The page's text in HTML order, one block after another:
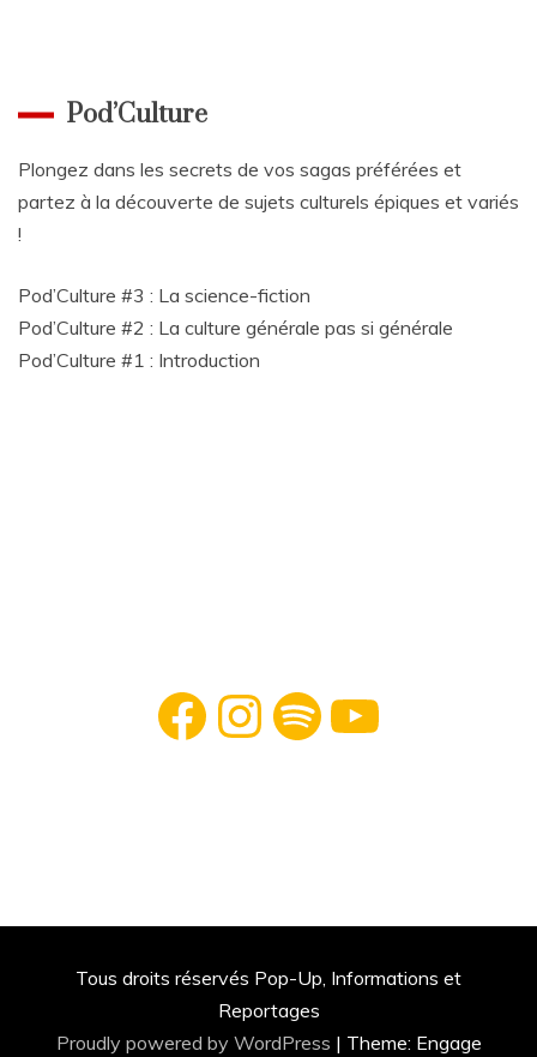
Pod’Culture
Plongez dans les secrets de vos sagas préférées et
partez à la découverte de sujets culturels épiques et variés
!
Pod’Culture #3 : La science-fiction
Pod’Culture #2 : La culture générale pas si générale
Pod’Culture #1 : Introduction
Facebook InstagramSpotify YouTube
Tous droits réservés Pop-Up, Informations et
Reportages
Proudly powered by WordPress | Theme: Engage